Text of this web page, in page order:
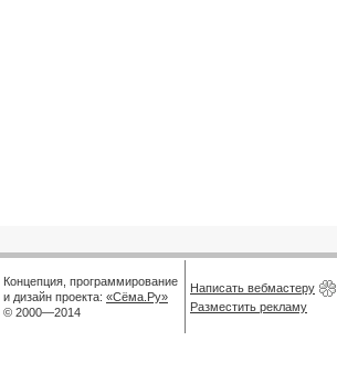
Концепция, программирование
и дизайн проекта: «Сёма.Ру»
© 2000—2014
Написать вебмастеру
Разместить рекламу